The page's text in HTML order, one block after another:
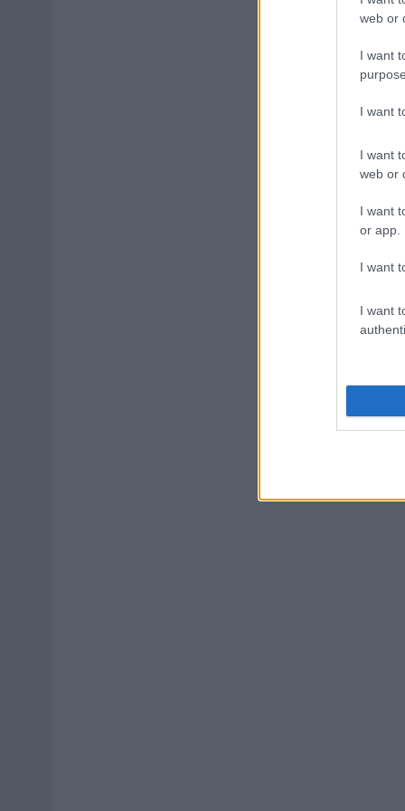
web or
I want
I want
I want
web or
I want
or app.
I want
I want